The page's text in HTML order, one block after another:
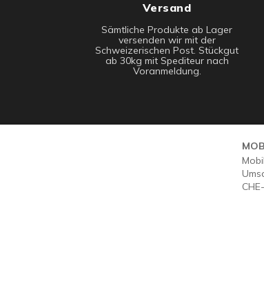
Versand
Sämtliche Produkte ab Lager
versenden wir mit der
Schweizerischen Post. Stückgut
ab 30kg mit Spediteur nach
Voranmeldung.